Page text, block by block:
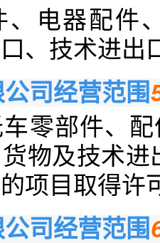
、电器配件
、技术进出
司经营范围
零部件、
物及技术
项目取得许
司经营范围